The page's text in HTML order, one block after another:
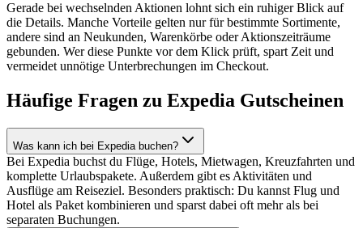
Gerade bei wechselnden Aktionen lohnt sich ein ruhiger Blick auf
die Details. Manche Vorteile gelten nur für bestimmte Sortimente,
andere sind an Neukunden, Warenkörbe oder Aktionszeiträume
gebunden. Wer diese Punkte vor dem Klick prüft, spart Zeit und
vermeidet unnötige Unterbrechungen im Checkout.
Häufige Fragen zu Expedia Gutscheinen
Was kann ich bei Expedia buchen?
Bei Expedia buchst du Flüge, Hotels, Mietwagen, Kreuzfahrten und
komplette Urlaubspakete. Außerdem gibt es Aktivitäten und
Ausflüge am Reiseziel. Besonders praktisch: Du kannst Flug und
Hotel als Paket kombinieren und sparst dabei oft mehr als bei
separaten Buchungen.